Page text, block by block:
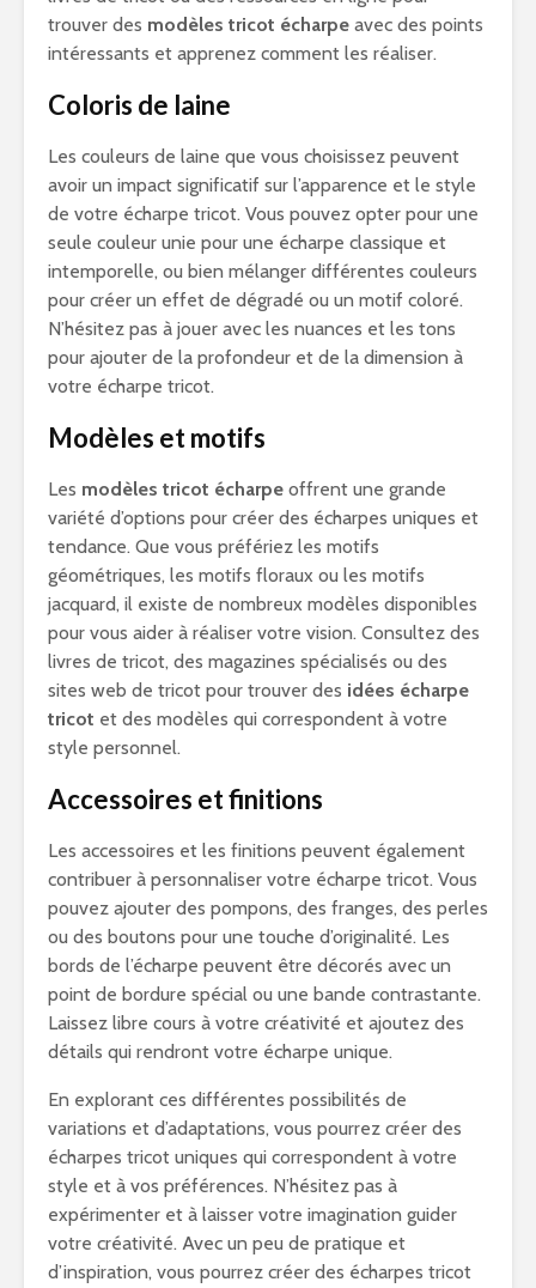
trouver des modèles tricot écharpe avec des points
intéressants et apprenez comment les réaliser.
Coloris de laine
Les couleurs de laine que vous choisissez peuvent
avoir un impact significatif sur l’apparence et le style
de votre écharpe tricot. Vous pouvez opter pour une
seule couleur unie pour une écharpe classique et
intemporelle, ou bien mélanger différentes couleurs
pour créer un effet de dégradé ou un motif coloré.
N’hésitez pas à jouer avec les nuances et les tons
pour ajouter de la profondeur et de la dimension à
votre écharpe tricot.
Modèles et motifs
Les modèles tricot écharpe offrent une grande
variété d’options pour créer des écharpes uniques et
tendance. Que vous préfériez les motifs
géométriques, les motifs floraux ou les motifs
jacquard, il existe de nombreux modèles disponibles
pour vous aider à réaliser votre vision. Consultez des
livres de tricot, des magazines spécialisés ou des
sites web de tricot pour trouver des idées écharpe
tricot et des modèles qui correspondent à votre
style personnel.
Accessoires et finitions
Les accessoires et les finitions peuvent également
contribuer à personnaliser votre écharpe tricot. Vous
pouvez ajouter des pompons, des franges, des perles
ou des boutons pour une touche d’originalité. Les
bords de l’écharpe peuvent être décorés avec un
point de bordure spécial ou une bande contrastante.
Laissez libre cours à votre créativité et ajoutez des
détails qui rendront votre écharpe unique.
En explorant ces différentes possibilités de
variations et d’adaptations, vous pourrez créer des
écharpes tricot uniques qui correspondent à votre
style et à vos préférences. N’hésitez pas à
expérimenter et à laisser votre imagination guider
votre créativité. Avec un peu de pratique et
d’inspiration, vous pourrez créer des écharpes tricot